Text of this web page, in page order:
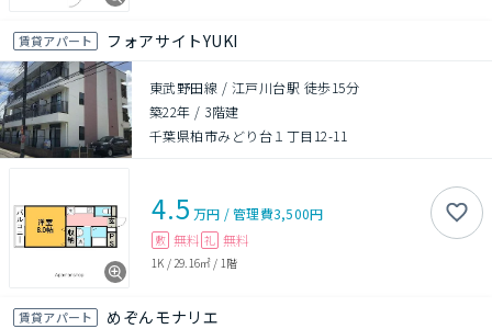
賃貸アパート フォアサイトYUKI
東武野田線 / 江戸川台駅 徒歩15分
築22年 / 3階建
千葉県柏市みどり台１丁目12-11
4.5 万円 /管理費3,500円
敷 無料 礼 無料
1K / 29.16㎡ / 1階
賃貸アパート めぞんモナリエ